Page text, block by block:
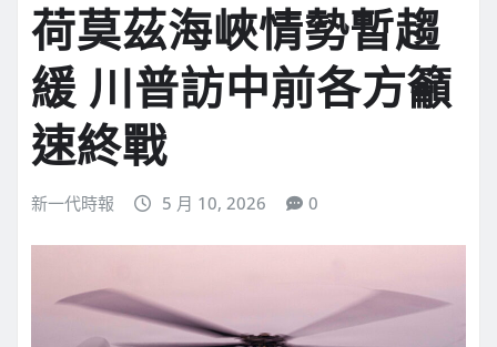
荷莫茲海峽情勢暫趨
緩 川普訪中前各方籲
速終戰
新一代時報 5 月 10, 2026 0